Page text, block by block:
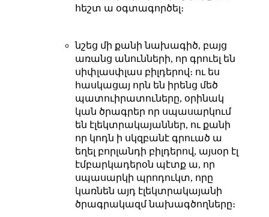
հեշտ ա օգտագործել։
նշեց մի քանի նախագիծ, բայց
առանց անունների, որ գրուել են
սիփլասփլաս բիլդերով։ ու ես
հասկացայ որն են իրենց մեծ
պատուիրատուները, օրինակ
կան ծրագրեր որ սպասարկում
են էլեկտրակայաններ, ու քանի
որ կոդն ի սկզբանէ գրուած ա
եղել բորլանդի բիլդերով, այսօր էլ
էմբարկադերօն պէտք ա, որ
սպասարկի պրոդուկտ, որը
կառնեն այդ էլեկտրակայանի
ծրագրակազմ նախագծողները։